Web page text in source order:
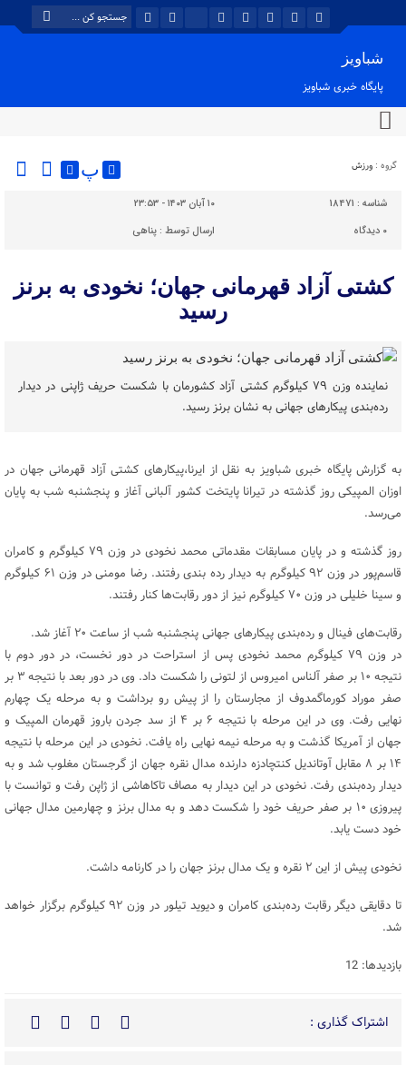
شباویز
پایگاه خبری شباویز
گروه : ورزش پ
شناسه : 18471
۱۰ آبان ۱۴۰۳ - ۲۳:۵۳
۰ دیدگاه ارسال توسط :پناهی
کشتی آزاد قهرمانی جهان؛ نخودی به برنز
رسید
نماینده وزن ۷۹ کیلوگرم کشتی آزاد کشورمان با شکست حریف ژاپنی در دیدار
رده‌بندی پیکارهای جهانی به نشان برنز رسید.
به گزارش پایگاه خبری شباویز به نقل از ایرنا،پیکارهای کشتی آزاد قهرمانی جهان در
اوزان المپیکی روز گذشته در تیرانا پایتخت کشور آلبانی آغاز و پنجشنبه شب به پایان
می‌رسد.
روز گذشته و در پایان مسابقات مقدماتی محمد نخودی در وزن ۷۹ کیلوگرم و کامران
قاسم‌پور در وزن ۹۲ کیلوگرم به دیدار رده بندی رفتند. رضا مومنی در وزن ۶۱ کیلوگرم
و سینا خلیلی در وزن ۷۰ کیلوگرم نیز از دور رقابت‌ها کنار رفتند.
رقابت‌های فینال و رده‌بندی پیکارهای جهانی پنجشنبه شب از ساعت ۲۰ آغاز شد.
در وزن ۷۹ کیلوگرم محمد نخودی پس از استراحت در دور نخست، در دور دوم با
نتیجه ۱۰ بر صفر آلناس امیروس از لتونی را شکست داد. وی در دور بعد با نتیجه ۳ بر
صفر موراد کورماگمدوف از مجارستان را از پیش رو برداشت و به مرحله یک چهارم
نهایی رفت. وی در این مرحله با نتیجه ۶ بر ۴ از سد جردن باروز قهرمان المپیک و
جهان از آمریکا گذشت و به مرحله نیمه نهایی راه یافت. نخودی در این مرحله با نتیجه
۱۴ بر ۸ مقابل آوتاندیل کنتچادزه دارنده مدال نقره جهان از گرجستان مغلوب شد و به
دیدار رده‌بندی رفت. نخودی در این دیدار به مصاف تاکاهاشی از ژاپن رفت و توانست با
پیروزی ۱۰ بر صفر حریف خود را شکست دهد و به مدال برنز و چهارمین مدال جهانی
خود دست یابد.
نخودی پیش از این ۲ نقره و یک مدال برنز جهان را در کارنامه داشت.
تا دقایقی دیگر رقابت رده‌بندی کامران و دیوید تیلور در وزن ۹۲ کیلوگرم برگزار خواهد
شد.
بازدیدها: 12
اشتراک گذاری :